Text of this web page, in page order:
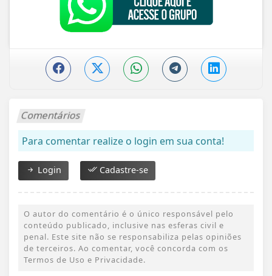
Comentários
Para comentar realize o login em sua conta!
Login Cadastre-se
O autor do comentário é o único responsável pelo
conteúdo publicado, inclusive nas esferas civil e
penal. Este site não se responsabiliza pelas opiniões
de terceiros. Ao comentar, você concorda com os
Termos de Uso e Privacidade.